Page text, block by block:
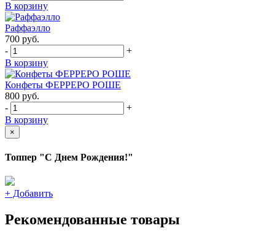
В корзину
Раффаэлло
700 руб.
-
+
В корзину
Конфеты ФЕРРЕРО РОШЕ
800 руб.
-
+
В корзину
×
Топпер "С Днем Рождения!"
+ Добавить
Рекомендованные товары